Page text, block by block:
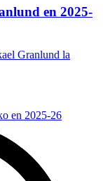
en 2025-
Granlund la